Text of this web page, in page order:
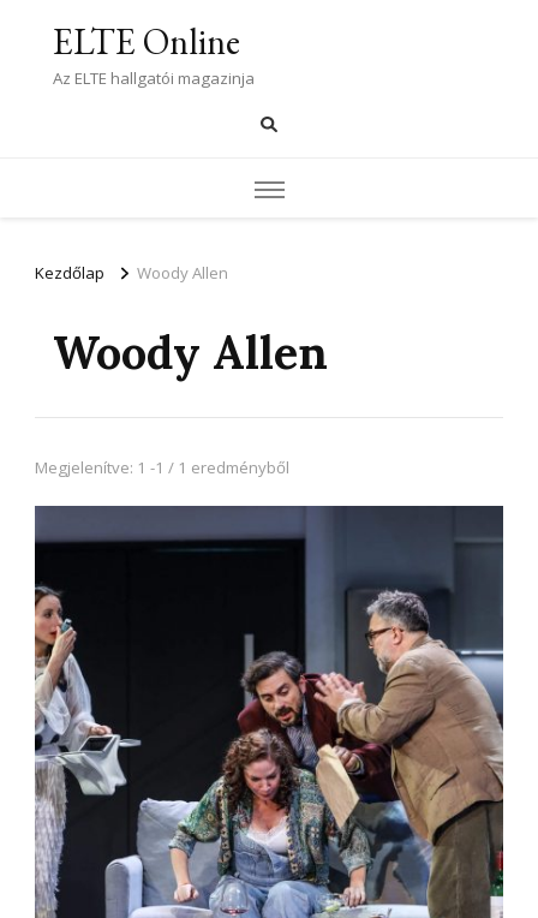
ELTE Online
Az ELTE hallgatói magazinja
Kezdőlap Woody Allen
Woody Allen
Megjelenítve: 1 -1 / 1 eredményből